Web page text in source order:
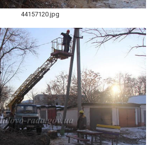
44157120.jpg